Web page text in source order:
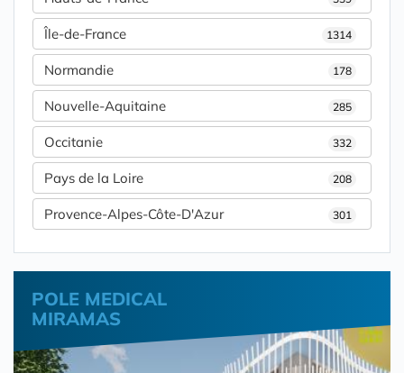
Île-de-France 1314
Normandie 178
Nouvelle-Aquitaine 285
Occitanie 332
Pays de la Loire 208
Provence-Alpes-Côte-D'Azur 301
POLE MEDICAL
MIRAMAS